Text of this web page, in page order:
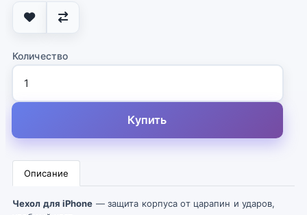
Количество
Купить
Описание
Чехол для iPhone — защита корпуса от царапин и ударов,